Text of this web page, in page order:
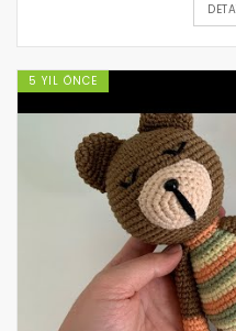
5 YIL ÖNCE